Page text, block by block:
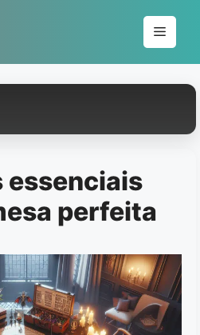
Menu
essenciais
perfeita